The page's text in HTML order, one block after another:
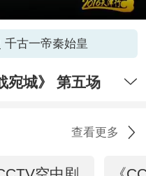
千古一帝秦始皇
宛城》 第五场
查看更多